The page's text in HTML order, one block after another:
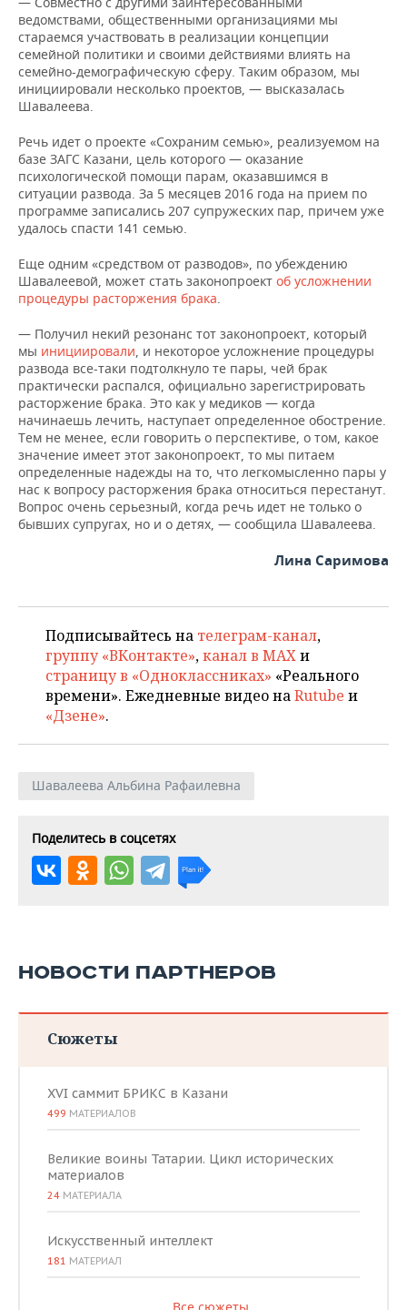
ведомствами, общественными организациями мы
стараемся участвовать в реализации концепции
семейной политики и своими действиями влиять на
семейно-демографическую сферу. Таким образом, мы
инициировали несколько проектов, — высказалась
Шавалеева.
Речь идет о проекте «Сохраним семью», реализуемом на
базе ЗАГС Казани, цель которого — оказание
психологической помощи парам, оказавшимся в
ситуации развода. За 5 месяцев 2016 года на прием по
программе записались 207 супружеских пар, причем уже
удалось спасти 141 семью.
Еще одним «средством от разводов», по убеждению
Шавалеевой, может стать законопроект об усложнении
процедуры расторжения брака.
— Получил некий резонанс тот законопроект, который
мы инициировали, и некоторое усложнение процедуры
развода все-таки подтолкнуло те пары, чей брак
практически распался, официально зарегистрировать
расторжение брака. Это как у медиков — когда
начинаешь лечить, наступает определенное обострение.
Тем не менее, если говорить о перспективе, о том, какое
значение имеет этот законопроект, то мы питаем
определенные надежды на то, что легкомысленно пары у
нас к вопросу расторжения брака относиться перестанут.
Вопрос очень серьезный, когда речь идет не только о
бывших супругах, но и о детях, — сообщила Шавалеева.
Лина Саримова
Подписывайтесь на телеграм-канал,
группу «ВКонтакте»,канал в MAXи
страницу в «Одноклассниках» «Реального
времени». Ежедневные видео наRutube и
«Дзене».
Шавалеева Альбина Рафаилевна
Поделитесь в соцсетях
НОВОСТИ ПАРТНЕРОВ
Сюжеты
XVI саммит БРИКС в Казани
499 МАТЕРИАЛОВ
Великие воины Татарии. Цикл исторических
материалов
24 МАТЕРИАЛА
Искусственный интеллект
181 МАТЕРИАЛ